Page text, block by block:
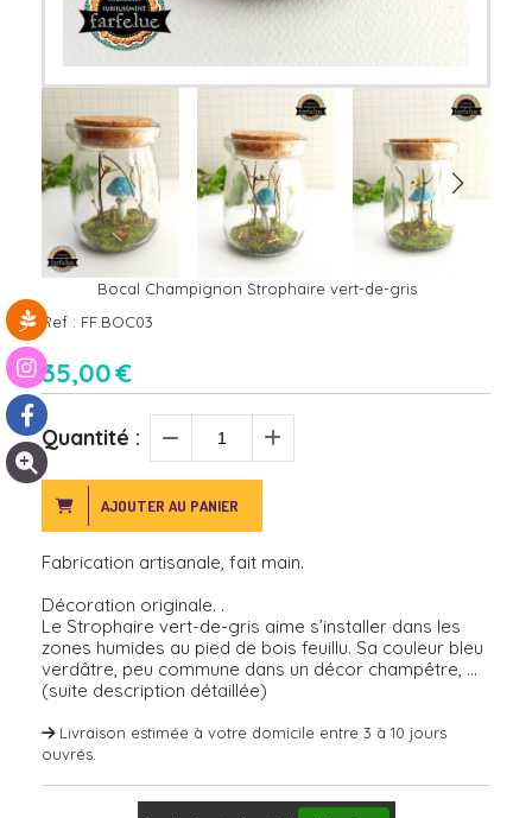
Bocal Champignon Strophaire vert-de-gris
Ref : FF.BOC03
35,00€
Quantité :
AJOUTER AU PANIER
Fabrication artisanale, fait main.
Décoration originale. .
Le Strophaire vert-de-gris aime s’installer dans les
zones humides au pied de bois feuillu. Sa couleur bleu
verdâtre, peu commune dans un décor champêtre, ...
(suite description détaillée)
Livraison estimée à votre domicile entre 3 à 10 jours
ouvrés.